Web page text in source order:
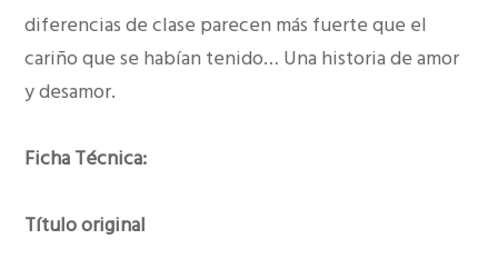
diferencias de clase parecen más fuerte que el
cariño que se habían tenido… Una historia de amor
y desamor.
Ficha Técnica:
Título original